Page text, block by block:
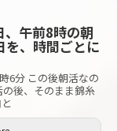
午前8時の朝
を、時間ごとに
6分 この後朝活なの
後、そのまま錦糸